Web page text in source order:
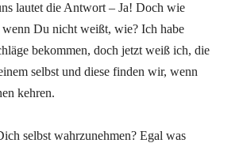
lautet die Antwort – Ja! Doch wie
wenn Du nicht weißt, wie? Ich habe
bekommen, doch jetzt weiß ich, die
selbst und diese finden wir, wenn
kehren.
selbst wahrzunehmen? Egal was